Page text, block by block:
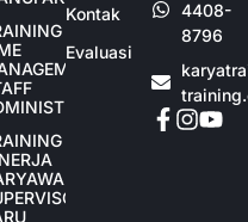
Kontak
Evaluasi
4408-
8796